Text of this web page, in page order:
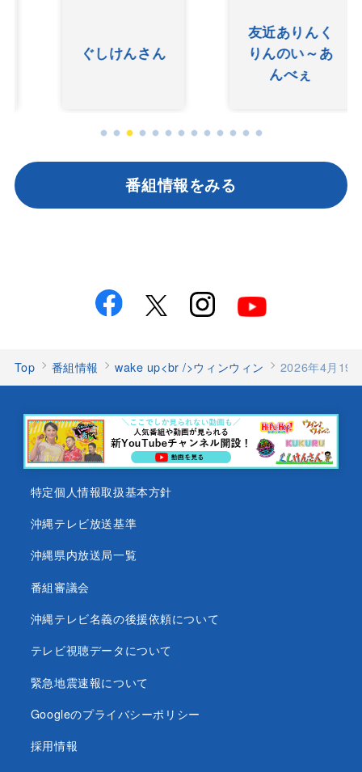
ぐしけんさん
友近ありんく
りんのい～あ
んべぇ
番組情報をみる
Top 番組情報 wake up<br />ウィンウィン 2026年4月19
会社情報
個人情報について
特定個人情報取扱基本方針
沖縄テレビ放送基準
沖縄県内放送局一覧
番組審議会
沖縄テレビ名義の後援依頼について
テレビ視聴データについて
緊急地震速報について
Googleのプライバシーポリシー
採用情報